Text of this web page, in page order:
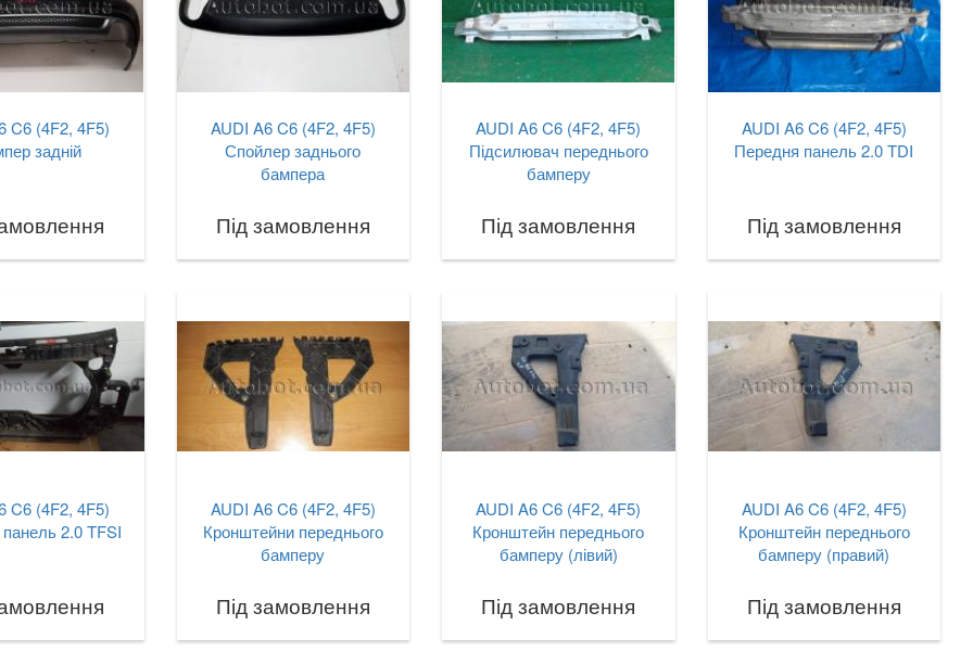
C6 (4F2, 4F5)
задній
AUDI A6 C6 (4F2, 4F5)
Спойлер заднього
бампера
Під замовлення
AUDI A6 C6 (4F2, 4F5)
Підсилювач переднього
бамперу
Під замовлення
AUDI A6 C6 (4F2, 4F5)
Передня панель 2.0 TDI
Під замовлення
C6 (4F2, 4F5)
2.0 TFSI
AUDI A6 C6 (4F2, 4F5)
Кронштейни переднього
бамперу
Під замовлення
AUDI A6 C6 (4F2, 4F5)
Кронштейн переднього
бамперу (лівий)
Під замовлення
AUDI A6 C6 (4F2, 4F5)
Кронштейн переднього
бамперу (правий)
Під замовлення